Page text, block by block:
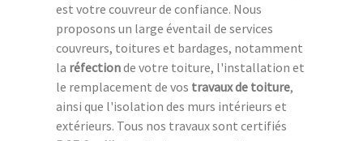
est votre couvreur de confiance. Nous
proposons un large éventail de services
couvreurs, toitures et bardages, notamment
la réfectionde votre toiture, l'installation et
le remplacement de vos travaux de toiture,
ainsi que l'isolation des murs intérieurs et
extérieurs. Tous nos travaux sont certifiés